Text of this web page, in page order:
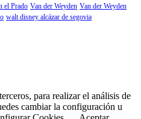
el Prado Van der Weyden Van der Weyden
walt disney alcázar de segovia
para realizar el análisis de
cambiar la configuración u